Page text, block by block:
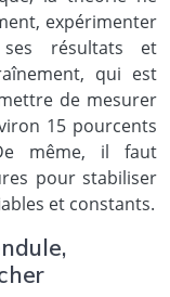
expérimenter
ses résultats et
qui est
de mesurer
15 pourcents
même, il faut
pour stabiliser
et constants.